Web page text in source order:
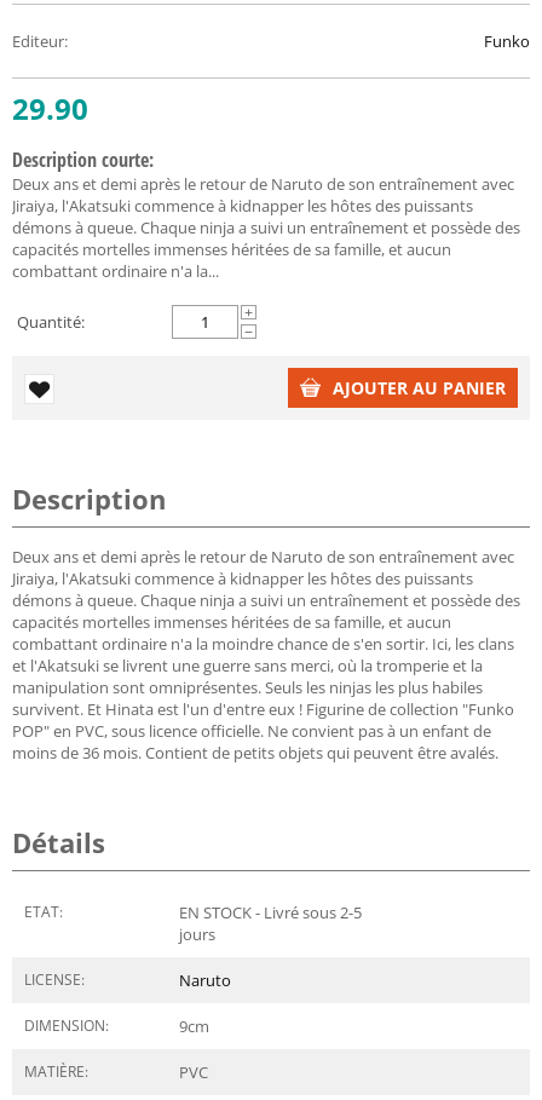
Editeur: Funko
29.90
Description courte:
Deux ans et demi après le retour de Naruto de son entraînement avec
Jiraiya, l'Akatsuki commence à kidnapper les hôtes des puissants
démons à queue. Chaque ninja a suivi un entraînement et possède des
capacités mortelles immenses héritées de sa famille, et aucun
combattant ordinaire n'a la...
Quantité:
+
−
AJOUTER AU PANIER
Description
Deux ans et demi après le retour de Naruto de son entraînement avec
Jiraiya, l'Akatsuki commence à kidnapper les hôtes des puissants
démons à queue. Chaque ninja a suivi un entraînement et possède des
capacités mortelles immenses héritées de sa famille, et aucun
combattant ordinaire n'a la moindre chance de s'en sortir. Ici, les clans
et l'Akatsuki se livrent une guerre sans merci, où la tromperie et la
manipulation sont omniprésentes. Seuls les ninjas les plus habiles
survivent. Et Hinata est l'un d'entre eux ! Figurine de collection "Funko
POP" en PVC, sous licence officielle. Ne convient pas à un enfant de
moins de 36 mois. Contient de petits objets qui peuvent être avalés.
Détails
ETAT:
EN STOCK - Livré sous 2-5
jours
LICENSE: Naruto
DIMENSION: 9cm
MATIÈRE: PVC